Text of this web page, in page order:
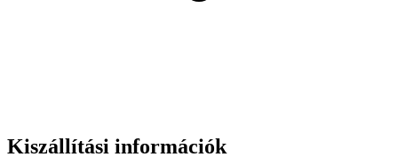
Kiszállítási információk